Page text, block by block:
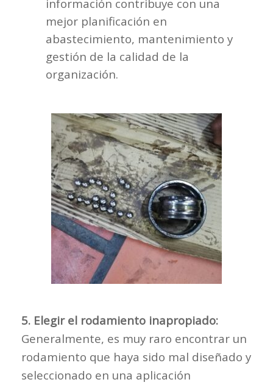
información contribuye con una
mejor planificación en
abastecimiento, mantenimiento y
gestión de la calidad de la
organización.
5. Elegir el rodamiento inapropiado:
Generalmente, es muy raro encontrar un
rodamiento que haya sido mal diseñado y
seleccionado en una aplicación